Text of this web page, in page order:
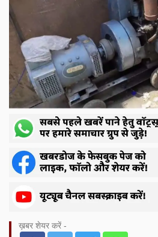
ख़बर शेयर करें -